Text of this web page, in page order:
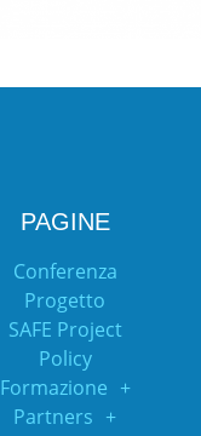
PAGINE
Conferenza
Progetto
SAFE Project
Policy
Formazione
Partners